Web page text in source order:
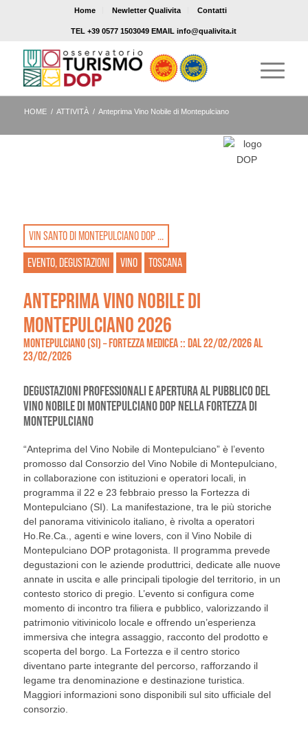
Home Newletter Qualivita Contatti
TEL +39 0577 1503049 EMAIL info@qualivita.it
HOME / ATTIVITÀ / Anteprima Vino Nobile di Montepulciano
VIN SANTO DI MONTEPULCIANO DOP ...
EVENTO, DEGUSTAZIONI
VINO TOSCANA
ANTEPRIMA VINO NOBILE DI
MONTEPULCIANO 2026
MONTEPULCIANO (SI) – FORTEZZA MEDICEA :: DAL 22/02/2026 AL
23/02/2026
DEGUSTAZIONI PROFESSIONALI E APERTURA AL PUBBLICO DEL
VINO NOBILE DI MONTEPULCIANO DOP NELLA FORTEZZA DI
MONTEPULCIANO
“Anteprima del Vino Nobile di Montepulciano” è l’evento
promosso dal Consorzio del Vino Nobile di Montepulciano,
in collaborazione con istituzioni e operatori locali, in
programma il 22 e 23 febbraio presso la Fortezza di
Montepulciano (SI). La manifestazione, tra le più storiche
del panorama vitivinicolo italiano, è rivolta a operatori
Ho.Re.Ca., agenti e wine lovers, con il Vino Nobile di
Montepulciano DOP protagonista. Il programma prevede
degustazioni con le aziende produttrici, dedicate alle nuove
annate in uscita e alle principali tipologie del territorio, in un
contesto storico di pregio. L’evento si configura come
momento di incontro tra filiera e pubblico, valorizzando il
patrimonio vitivinicolo locale e offrendo un’esperienza
immersiva che integra assaggio, racconto del prodotto e
scoperta del borgo. La Fortezza e il centro storico
diventano parte integrante del percorso, rafforzando il
legame tra denominazione e destinazione turistica.
Maggiori informazioni sono disponibili sul sito ufficiale del
consorzio.